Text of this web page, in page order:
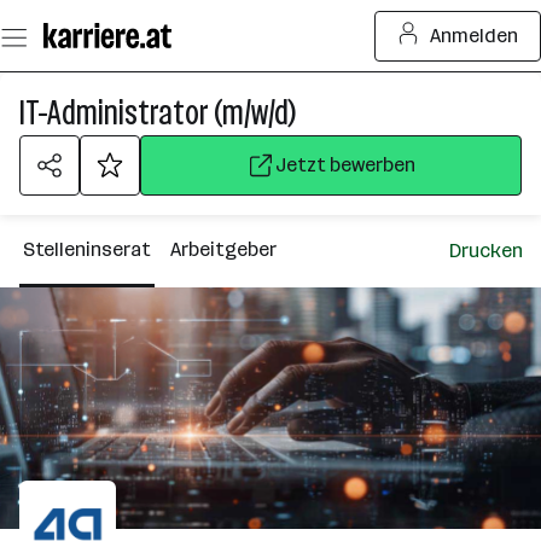
Seiteninhalt
springen
Anmelden
IT-Administrator (m/w/d)
Jetzt bewerben
Stelleninserat Arbeitgeber Drucken